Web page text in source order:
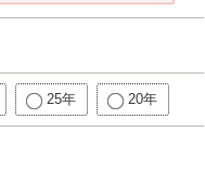
25年 20年